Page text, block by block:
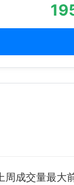
周成交量最大